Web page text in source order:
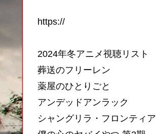
https://
2024年冬アニメ視聴リスト
葬送のフリーレン
薬屋のひとりごと
アンデッドアンラック
シャングリラ・フロンティア